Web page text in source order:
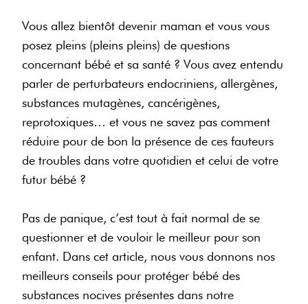
Vous allez bientôt devenir maman et vous vous
posez pleins (pleins pleins) de questions
concernant bébé et sa santé ? Vous avez entendu
parler de perturbateurs endocriniens, allergènes,
substances mutagènes, cancérigènes,
reprotoxiques… et vous ne savez pas comment
réduire pour de bon la présence de ces fauteurs
de troubles dans votre quotidien et celui de votre
futur bébé ?
Pas de panique, c’est tout à fait normal de se
questionner et de vouloir le meilleur pour son
enfant. Dans cet article, nous vous donnons nos
meilleurs conseils pour protéger bébé des
substances nocives présentes dans notre